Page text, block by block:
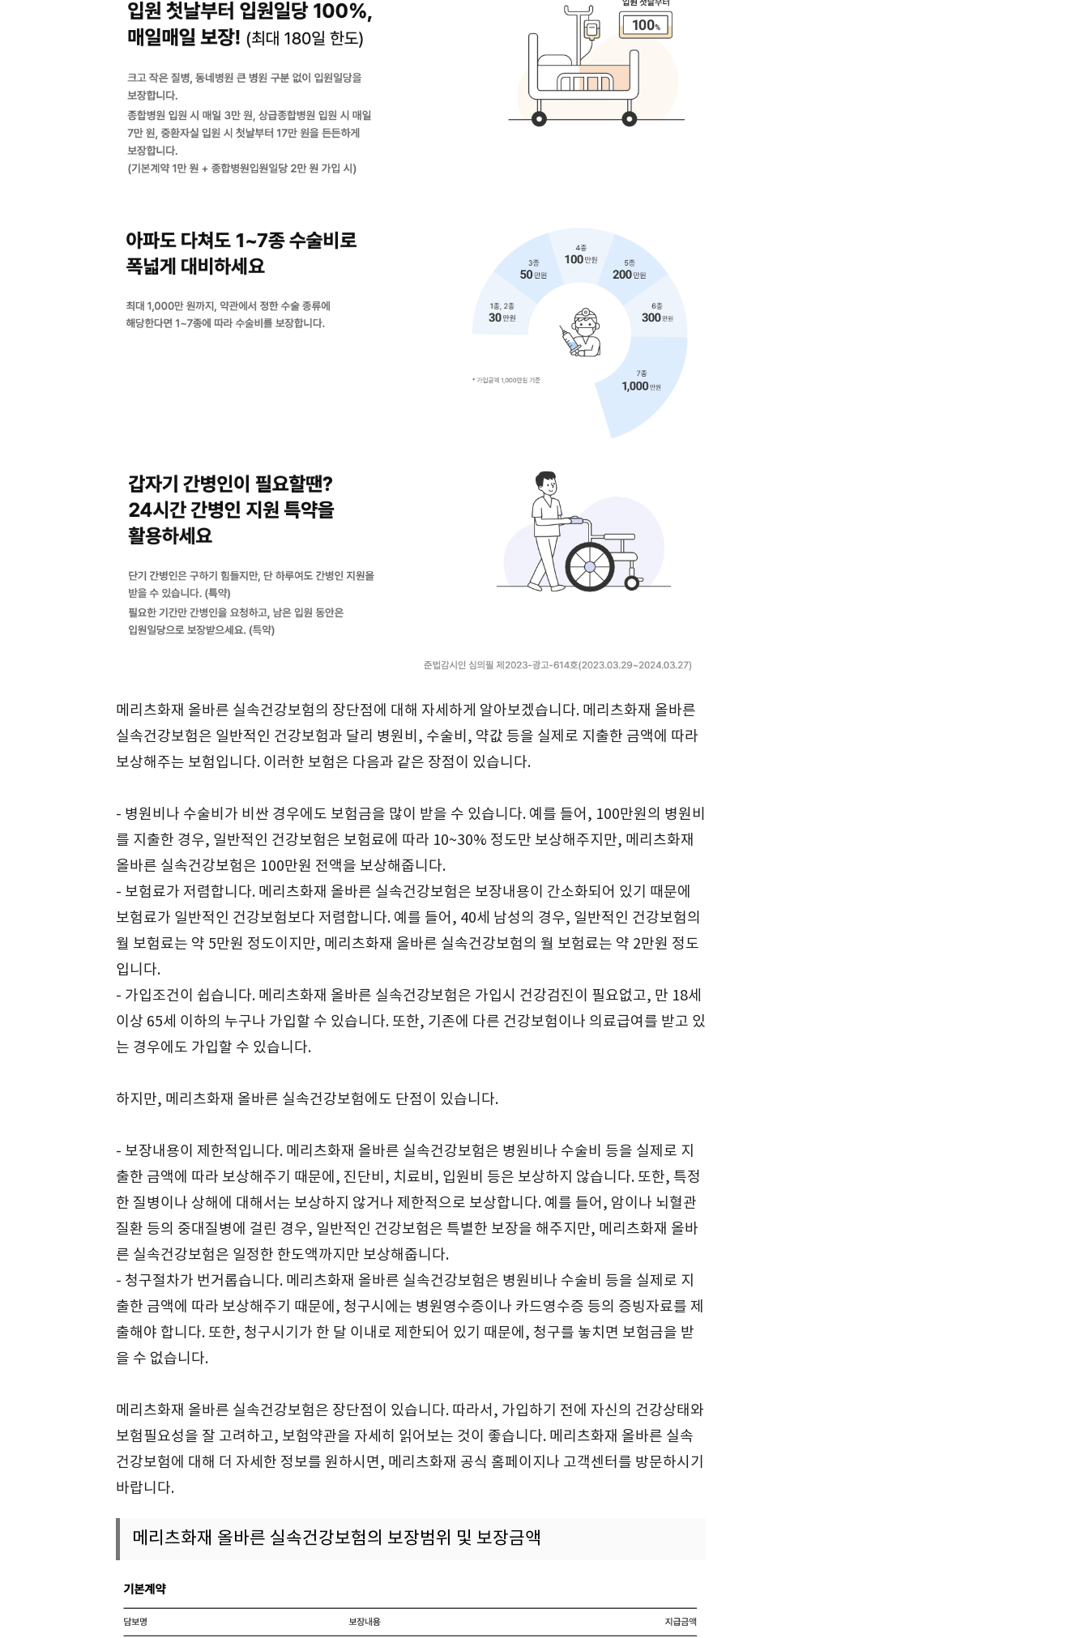
메리츠화재 올바른 실속건강보험의 장단점에 대해 자세하게 알아보겠습니다. 메리츠화재 올바른
실속건강보험은 일반적인 건강보험과 달리 병원비, 수술비, 약값 등을 실제로 지출한 금액에 따라
보상해주는 보험입니다. 이러한 보험은 다음과 같은 장점이 있습니다.
- 병원비나 수술비가 비싼 경우에도 보험금을 많이 받을 수 있습니다. 예를 들어, 100만원의 병원비
를 지출한 경우, 일반적인 건강보험은 보험료에 따라 10~30% 정도만 보상해주지만, 메리츠화재
올바른 실속건강보험은 100만원 전액을 보상해줍니다.
- 보험료가 저렴합니다. 메리츠화재 올바른 실속건강보험은 보장내용이 간소화되어 있기 때문에
보험료가 일반적인 건강보험보다 저렴합니다. 예를 들어, 40세 남성의 경우, 일반적인 건강보험의
월 보험료는 약 5만원 정도이지만, 메리츠화재 올바른 실속건강보험의 월 보험료는 약 2만원 정도
입니다.
- 가입조건이 쉽습니다. 메리츠화재 올바른 실속건강보험은 가입시 건강검진이 필요없고, 만 18세
이상 65세 이하의 누구나 가입할 수 있습니다. 또한, 기존에 다른 건강보험이나 의료급여를 받고 있
는 경우에도 가입할 수 있습니다.
하지만, 메리츠화재 올바른 실속건강보험에도 단점이 있습니다.
- 보장내용이 제한적입니다. 메리츠화재 올바른 실속건강보험은 병원비나 수술비 등을 실제로 지
출한 금액에 따라 보상해주기 때문에, 진단비, 치료비, 입원비 등은 보상하지 않습니다. 또한, 특정
한 질병이나 상해에 대해서는 보상하지 않거나 제한적으로 보상합니다. 예를 들어, 암이나 뇌혈관
질환 등의 중대질병에 걸린 경우, 일반적인 건강보험은 특별한 보장을 해주지만, 메리츠화재 올바
른 실속건강보험은 일정한 한도액까지만 보상해줍니다.
- 청구절차가 번거롭습니다. 메리츠화재 올바른 실속건강보험은 병원비나 수술비 등을 실제로 지
출한 금액에 따라 보상해주기 때문에, 청구시에는 병원영수증이나 카드영수증 등의 증빙자료를 제
출해야 합니다. 또한, 청구시기가 한 달 이내로 제한되어 있기 때문에, 청구를 놓치면 보험금을 받
을 수 없습니다.
메리츠화재 올바른 실속건강보험은 장단점이 있습니다. 따라서, 가입하기 전에 자신의 건강상태와
보험필요성을 잘 고려하고, 보험약관을 자세히 읽어보는 것이 좋습니다. 메리츠화재 올바른 실속
건강보험에 대해 더 자세한 정보를 원하시면, 메리츠화재 공식 홈페이지나 고객센터를 방문하시기
바랍니다.
메리츠화재 올바른 실속건강보험의 보장범위 및 보장금액